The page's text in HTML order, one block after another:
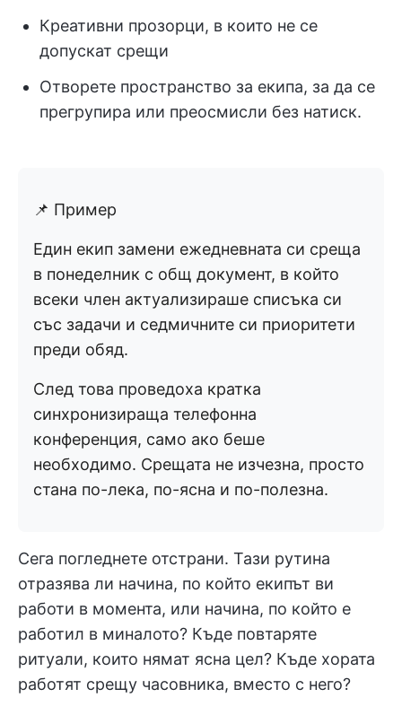
Креативни прозорци, в които не се
допускат срещи
Отворете пространство за екипа, за да се
прегрупира или преосмисли без натиск.
📌 Пример
Един екип замени ежедневната си среща
в понеделник с общ документ, в който
всеки член актуализираше списъка си
със задачи и седмичните си приоритети
преди обяд.
След това проведоха кратка
синхронизираща телефонна
конференция, само ако беше
необходимо. Срещата не изчезна, просто
стана по-лека, по-ясна и по-полезна.
Сега погледнете отстрани. Тази рутина
отразява ли начина, по който екипът ви
работи в момента, или начина, по който е
работил в миналото? Къде повтаряте
ритуали, които нямат ясна цел? Къде хората
работят срещу часовника, вместо с него?